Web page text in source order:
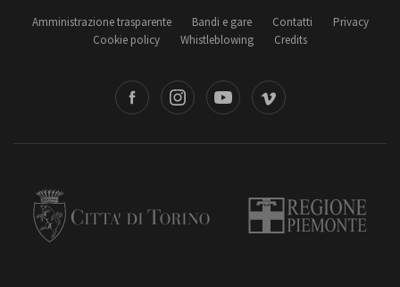
Amministrazione trasparente Bandi e gare Contatti
Privacy
Cookie policy
Whistleblowing Credits
Vimeo
Regione Piemonte